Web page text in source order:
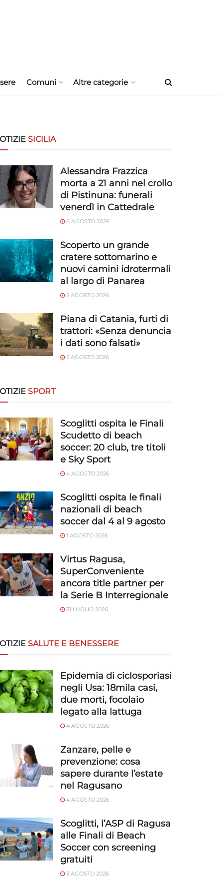
Comuni Altre categorie
SICILIA
Alessandra Frazzica
morta a 21 anni nel crollo
di Pistinuna: funerali
venerdì in Cattedrale
6 AGOSTO 2026
Scoperto un grande
cratere sottomarino e
nuovi camini idrotermali
al largo di Panarea
5 AGOSTO 2026
Piana di Catania, furti di
trattori: «Senza denuncia
i dati sono falsati»
5 AGOSTO 2026
SPORT
Scoglitti ospita le Finali
Scudetto di beach
soccer: 20 club, tre titoli
e Sky Sport
4 AGOSTO 2026
Scoglitti ospita le finali
nazionali di beach
soccer dal 4 al 9 agosto
1 AGOSTO 2026
Virtus Ragusa,
SuperConveniente
ancora title partner per
la Serie B Interregionale
31 LUGLIO 2026
SALUTE E BENESSERE
Epidemia di ciclosporiasi
negli Usa: 18mila casi,
due morti, focolaio
legato alla lattuga
4 AGOSTO 2026
Zanzare, pelle e
prevenzione: cosa
sapere durante l’estate
nel Ragusano
4 AGOSTO 2026
Scoglitti, l’ASP di Ragusa
alle Finali di Beach
Soccer con screening
gratuiti
3 AGOSTO 2026